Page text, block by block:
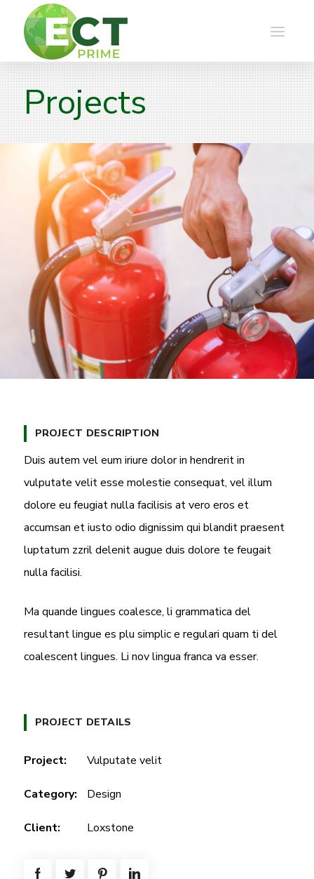
Projects
PROJECT DESCRIPTION
Duis autem vel eum iriure dolor in hendrerit in
vulputate velit esse molestie consequat, vel illum
dolore eu feugiat nulla facilisis at vero eros et
accumsan et iusto odio dignissim qui blandit praesent
luptatum zzril delenit augue duis dolore te feugait
nulla facilisi.
Ma quande lingues coalesce, li grammatica del
resultant lingue es plu simplic e regulari quam ti del
coalescent lingues. Li nov lingua franca va esser.
PROJECT DETAILS
Project: Vulputate velit
Category: Design
Client: Loxstone